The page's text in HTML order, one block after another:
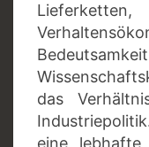
das
eine